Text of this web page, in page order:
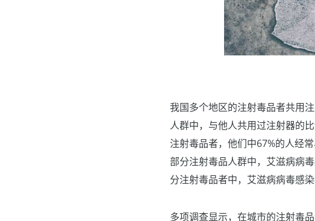
我国多个地区的注射毒品者共用
人群中，与他人共用过注射器的
注射毒品者，他们中67%的人经
部分注射毒品人群中，艾滋病病
分注射毒品者中，艾滋病病毒感染
多项调查显示，在城市的注射毒